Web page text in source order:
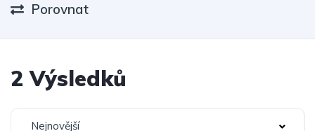
Porovnat
2 Výsledků
Nejnovější